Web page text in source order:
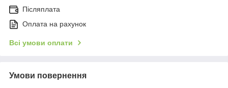
Післяплата
Оплата на рахунок
Всі умови оплати
Умови повернення